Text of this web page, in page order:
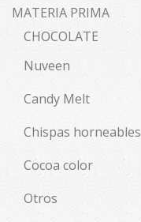
MATERIA PRIMA
CHOCOLATE
Nuveen
Candy Melt
Chispas horneables
Cocoa color
Otros